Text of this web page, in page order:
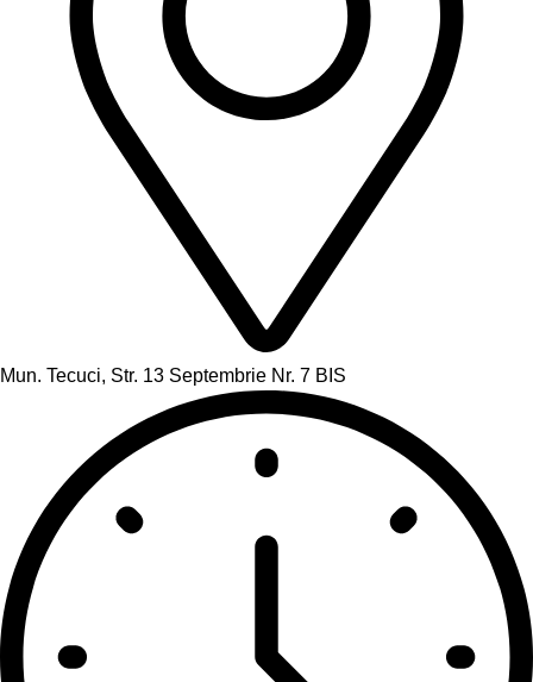
Mun. Tecuci, Str. 13 Septembrie Nr. 7 BIS